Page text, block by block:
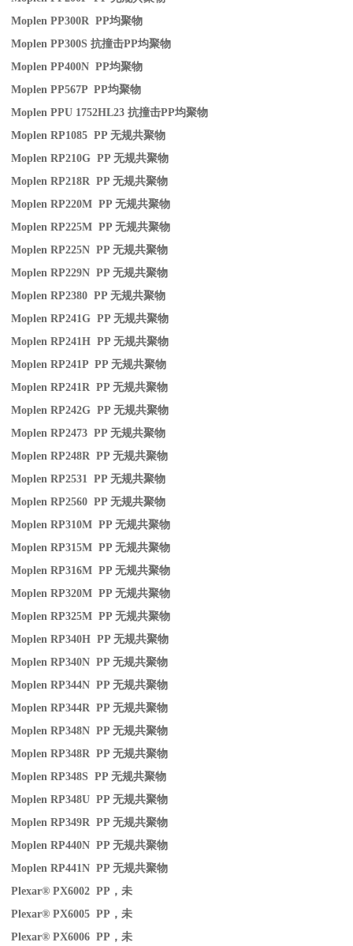
Moplen PP300R PP均聚物
Moplen PP300S抗撞击PP均聚物
Moplen PP400N PP均聚物
Moplen PP567P PP均聚物
Moplen PPU 1752HL23抗撞击PP均聚物
Moplen RP1085 PP无规共聚物
Moplen RP210G PP无规共聚物
Moplen RP218R PP无规共聚物
Moplen RP220M PP无规共聚物
Moplen RP225M PP无规共聚物
Moplen RP225N PP无规共聚物
Moplen RP229N PP无规共聚物
Moplen RP2380 PP无规共聚物
Moplen RP241G PP无规共聚物
Moplen RP241H PP无规共聚物
Moplen RP241P PP无规共聚物
Moplen RP241R PP无规共聚物
Moplen RP242G PP无规共聚物
Moplen RP2473 PP无规共聚物
Moplen RP248R PP无规共聚物
Moplen RP2531 PP无规共聚物
Moplen RP2560 PP无规共聚物
Moplen RP310M PP无规共聚物
Moplen RP315M PP无规共聚物
Moplen RP316M PP无规共聚物
Moplen RP320M PP无规共聚物
Moplen RP325M PP无规共聚物
Moplen RP340H PP无规共聚物
Moplen RP340N PP无规共聚物
Moplen RP344N PP无规共聚物
Moplen RP344R PP无规共聚物
Moplen RP348N PP无规共聚物
Moplen RP348R PP无规共聚物
Moplen RP348S PP无规共聚物
Moplen RP348U PP无规共聚物
Moplen RP349R PP无规共聚物
Moplen RP440N PP无规共聚物
Moplen RP441N PP无规共聚物
Plexar® PX6002 PP ，未
Plexar® PX6005 PP ，未
Plexar® PX6006 PP ，未